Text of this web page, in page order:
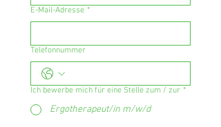
E-Mail-Adresse *
Telefonnummer
Ich bewerbe mich für eine Stelle zum / zur *
Ergotherapeut/in m/w/d